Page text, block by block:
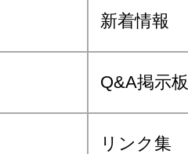
新着情報
Q&A掲示板
リンク集